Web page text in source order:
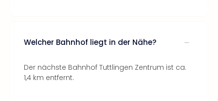
Welcher Bahnhof liegt in der Nähe?
Der nächste Bahnhof Tuttlingen Zentrum ist ca.
1,4 km entfernt.